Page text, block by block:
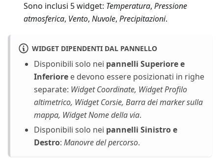
Sono inclusi 5 widget: Temperatura, Pressione
atmosferica, Vento, Nuvole, Precipitazioni.
WIDGET DIPENDENTI DAL PANNELLO
Disponibili solo nei pannelli Superiore e
Inferiore e devono essere posizionati in righe
separate: Widget Coordinate, Widget Profilo
altimetrico, Widget Corsie, Barra dei marker sulla
mappa, Widget Nome della via.
Disponibili solo nei pannelli Sinistro e
Destro: Manovre del percorso.